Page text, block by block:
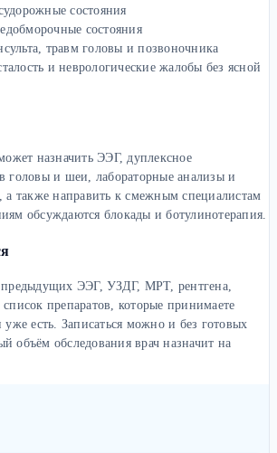
состояния
состояния
травм головы и позвоночника
и неврологические жалобы без ясной
назначить ЭЭГ, дуплексное
головы и шеи, лабораторные анализы и
а также направить к смежным специалистам
обсуждаются блокады и ботулинотерапия.
предыдущих ЭЭГ, УЗДГ, МРТ, рентгена,
препаратов, которые принимаете
есть. Записаться можно и без готовых
объём обследования врач назначит на